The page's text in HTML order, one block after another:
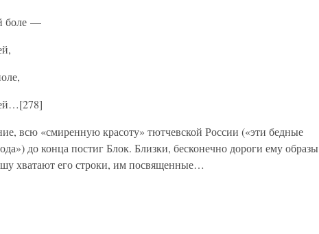
боле —
всю «смиренную красоту» тютчевской России («эти бедные
до конца постиг Блок. Близки, бесконечно дороги ему образы
хватают его строки, им посвященные…